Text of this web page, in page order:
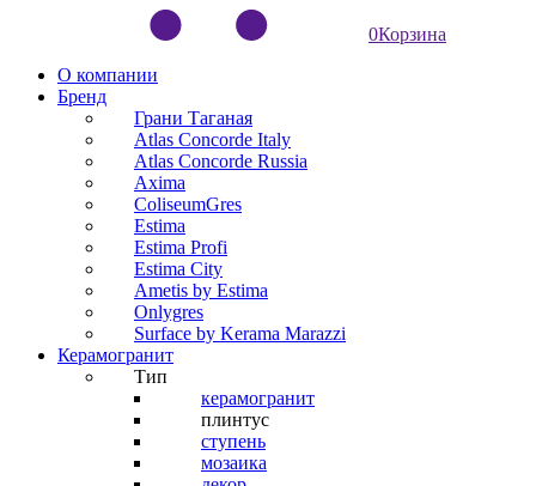
0Корзина
О компании
Бренд
Грани Таганая
Atlas Concorde Italy
Atlas Concorde Russia
Axima
ColiseumGres
Estima
Estima Profi
Estima City
Ametis by Estima
Onlygres
Surface by Kerama Marazzi
Керамогранит
Тип
керамогранит
плинтус
ступень
мозаика